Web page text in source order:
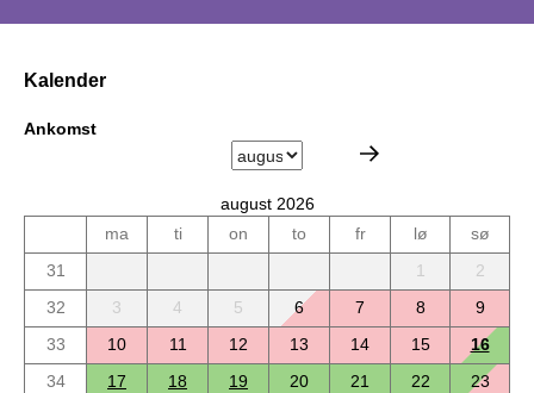
Kalender
Ankomst
august 2026
ma
ti on to fr lø
sø
31
1
2
32
3 4 5 6 7 8
9
33
10 11 12 13 14 15
16
34
17 18 19 20 21 22
23